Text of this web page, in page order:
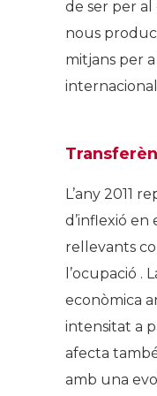
de ser per
nous
mitjans per a
L’any 2011
d’inflexió en
rellevants
l’ocupació .
econòmica
intensitat a
afecta
amb una